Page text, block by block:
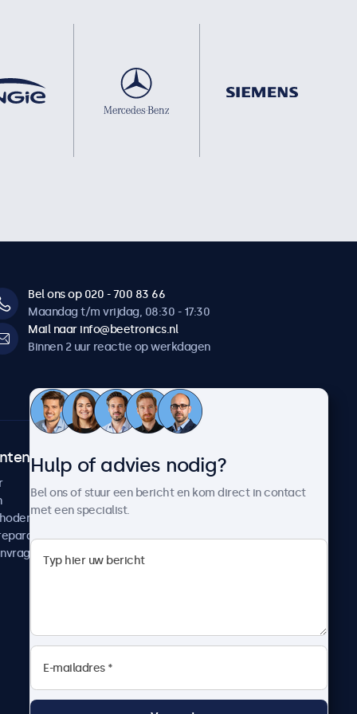
Bel ons op 020 - 700 83 66
Maandag t/m vrijdag, 08:30 - 17:30
Mail naar info@beetronics.nl
Binnen 2 uur reactie op werkdagen
Over Beetronics
Nieuws en updates
Werken bij Beetronics
Algemene voorwaarden
Hulp of advies nodig?
Bel ons of stuur een bericht en kom direct in contact
met een specialist.